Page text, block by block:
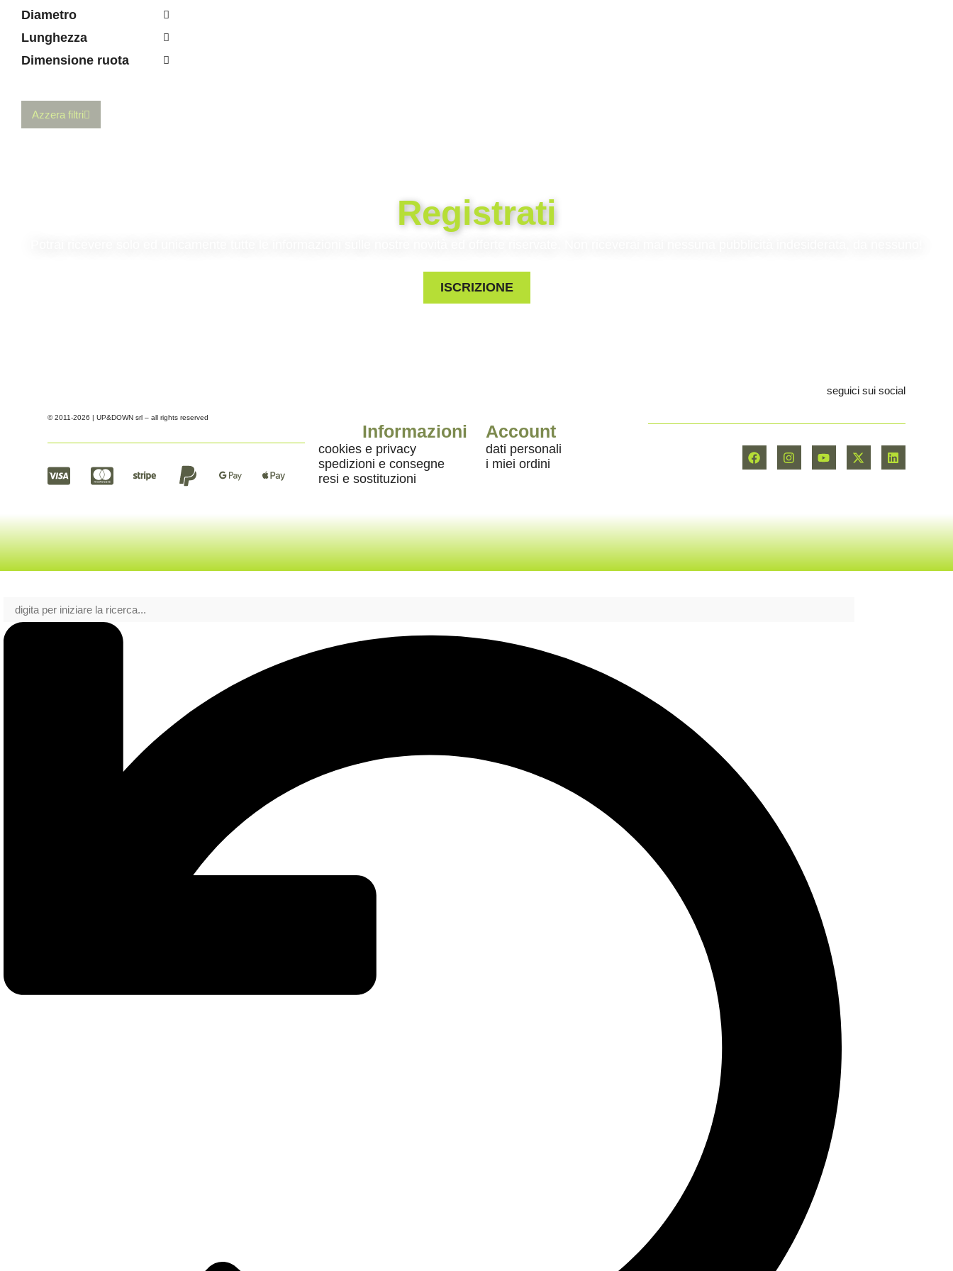
Diametro
Lunghezza
Dimensione ruota
Azzera filtri
Registrati
ISCRIZIONE
© 2011-2026 | UP&DOWN srl – all rights reserved
Informazioni Account
cookies e privacy
spedizioni e consegne
resi e sostituzioni
dati personali
i miei ordini
seguici sui social